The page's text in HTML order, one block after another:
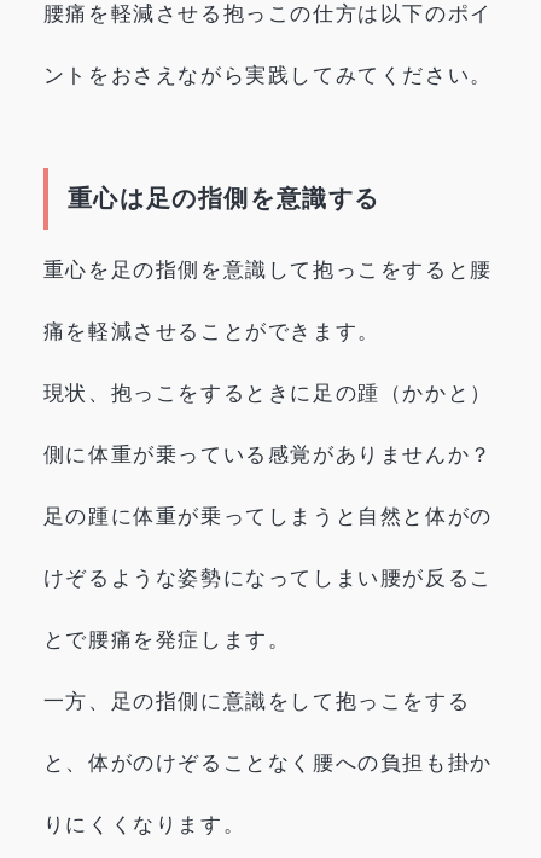
腰痛を軽減させる抱っこの仕方は以下のポイ
ントをおさえながら実践してみてください。
重心は足の指側を意識する
重心を足の指側を意識して抱っこをすると腰
痛を軽減させることができます。
現状、抱っこをするときに足の踵（かかと）
側に体重が乗っている感覚がありませんか？
足の踵に体重が乗ってしまうと自然と体がの
けぞるような姿勢になってしまい腰が反るこ
とで腰痛を発症します。
一方、足の指側に意識をして抱っこをする
と、体がのけぞることなく腰への負担も掛か
りにくくなります。